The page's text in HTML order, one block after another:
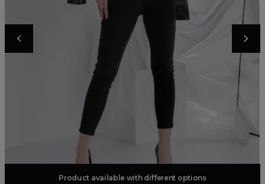
Add to basket
Product available with different options